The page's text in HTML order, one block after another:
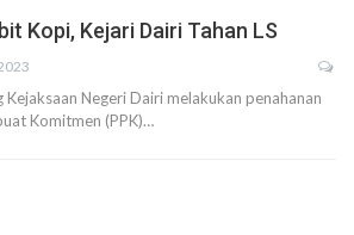
Kopi, Kejari Dairi Tahan LS
Negeri Dairi melakukan penahanan
Komitmen (PPK)…